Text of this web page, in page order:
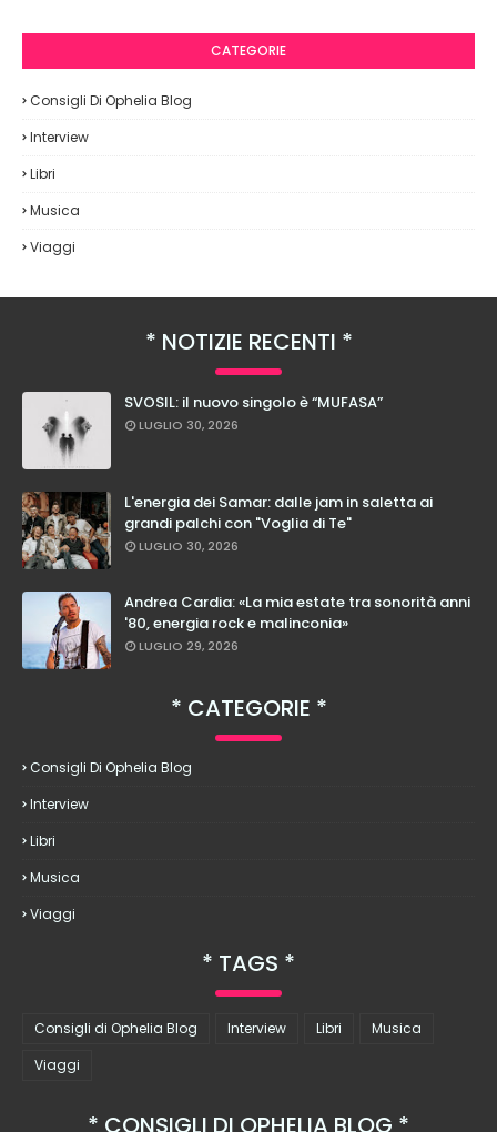
CATEGORIE
Consigli Di Ophelia Blog
Interview
Libri
Musica
Viaggi
NOTIZIE RECENTI
SVOSIL: il nuovo singolo è “MUFASA”
LUGLIO 30, 2026
L'energia dei Samar: dalle jam in saletta ai
grandi palchi con "Voglia di Te"
LUGLIO 30, 2026
Andrea Cardia: «La mia estate tra sonorità anni
'80, energia rock e malinconia»
LUGLIO 29, 2026
CATEGORIE
Consigli Di Ophelia Blog
Interview
Libri
Musica
Viaggi
TAGS
Consigli di Ophelia Blog Interview Libri
Musica
Viaggi
CONSIGLI DI OPHELIA BLOG